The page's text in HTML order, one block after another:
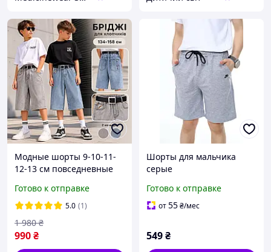
Модные шорты 9-10-11-
12-13 см повседневные
подростков, классные
светлые джинсовые
бриджи резинка для
детей на лето
Готово к отправке
5.0 (1)
990₴
1 980 ₴
Шорты для мальчика
серые
Готово к отправке
от55₴/мес
549₴